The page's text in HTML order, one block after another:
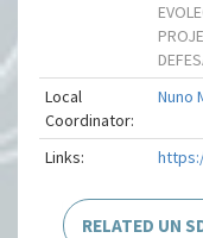
Local
Coordinator:
Nuno
Links:
RELATED UN